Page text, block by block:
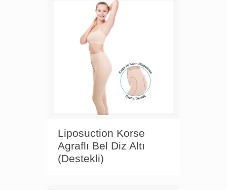
Liposuction Korse
Agraflı Bel Diz Altı
(Destekli)